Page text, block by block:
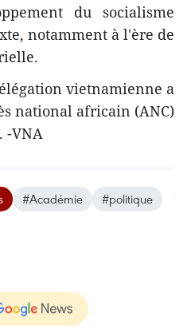
du socialisme
notamment à l'ère de
vietnamienne a
national africain (ANC)
-VNA
#Académie
#politique